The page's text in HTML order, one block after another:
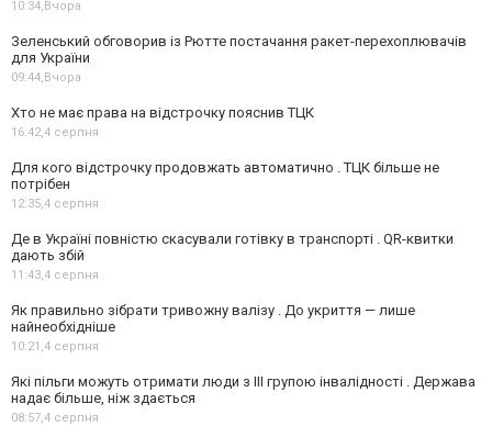
10:34,Вчора
Зеленський обговорив із Рютте постачання ракет-перехоплювачів
для України
09:44,Вчора
Хто не має права на відстрочку пояснив ТЦК
16:42,4 серпня
Для кого відстрочку продовжать автоматично . ТЦК більше не
потрібен
12:35,4 серпня
Де в Україні повністю скасували готівку в транспорті . QR-квитки
дають збій
11:43,4 серпня
Як правильно зібрати тривожну валізу . До укриття — лише
найнеобхідніше
10:21,4 серпня
Які пільги можуть отримати люди з III групою інвалідності . Держава
надає більше, ніж здається
08:57,4 серпня